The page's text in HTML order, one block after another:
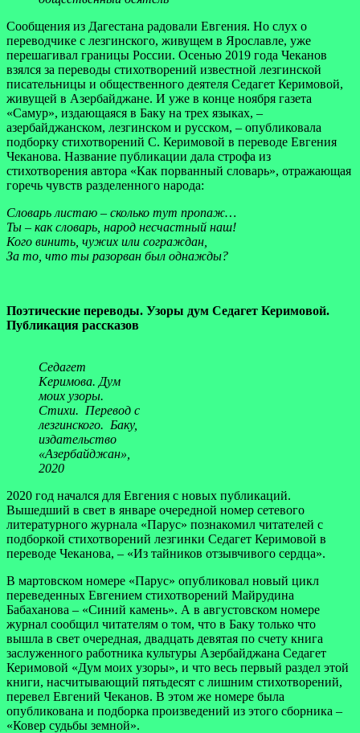
Сообщения из Дагестана радовали Евгения. Но слух о
переводчике с лезгинского, живущем в Ярославле, уже
перешагивал границы России. Осенью 2019 года Чеканов
взялся за переводы стихотворений известной лезгинской
писательницы и общественного деятеля Седагет Керимовой,
живущей в Азербайджане. И уже в конце ноября газета
«Самур», издающаяся в Баку на трех языках, –
азербайджанском, лезгинском и русском, – опубликовала
подборку стихотворений С. Керимовой в переводе Евгения
Чеканова. Название публикации дала строфа из
стихотворения автора «Как порванный словарь», отражающая
горечь чувств разделенного народа:
Словарь листаю – сколько тут пропаж…
Ты – как словарь, народ несчастный наш!
Кого винить, чужих или сограждан,
За то, что ты разорван был однажды?
Поэтические переводы. Узоры дум Седагет Керимовой.
Публикация рассказов
Седагет
Керимова. Дум
моих узоры.
Стихи. Перевод с
лезгинского. Баку,
издательство
«Азербайджан»,
2020
2020 год начался для Евгения с новых публикаций.
Вышедший в свет в январе очередной номер сетевого
литературного журнала «Парус» познакомил читателей с
подборкой стихотворений лезгинки Седагет Керимовой в
переводе Чеканова, – «Из тайников отзывчивого сердца».
В мартовском номере «Парус» опубликовал новый цикл
переведенных Евгением стихотворений Майрудина
Бабаханова – «Синий камень». А в августовском номере
журнал сообщил читателям о том, что в Баку только что
вышла в свет очередная, двадцать девятая по счету книга
заслуженного работника культуры Азербайджана Седагет
Керимовой «Дум моих узоры», и что весь первый раздел этой
книги, насчитывающий пятьдесят с лишним стихотворений,
перевел Евгений Чеканов. В этом же номере была
опубликована и подборка произведений из этого сборника –
«Ковер судьбы земной».